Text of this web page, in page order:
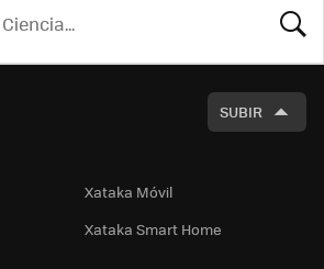
SUBIR
Xataka Móvil
Xataka Smart Home